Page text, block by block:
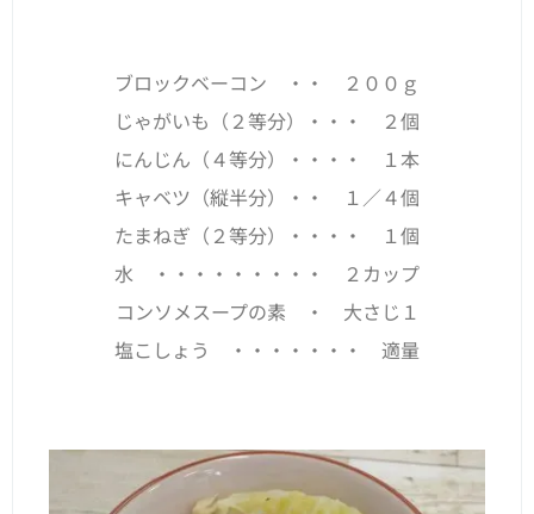
ブロックベーコン ・・ ２００ｇ
じゃがいも（２等分）・・・ ２個
にんじん（４等分）・・・・ １本
キャベツ（縦半分）・・ １／４個
たまねぎ（２等分）・・・・ １個
水 ・・・・・・・・・ ２カップ
コンソメスープの素 ・ 大さじ１
塩こしょう ・・・・・・・ 適量